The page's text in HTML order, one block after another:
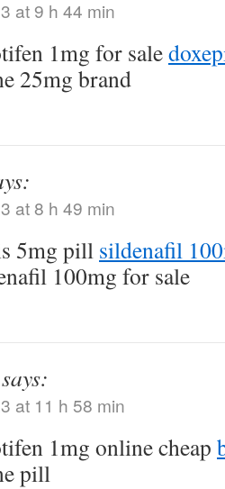
at 9 h 44 min
1mg for sale
25mg brand
at 8 h 49 min
5mg pill sildenafil
100mg for sale
says:
at 11 h 58 min
1mg online cheap
pill